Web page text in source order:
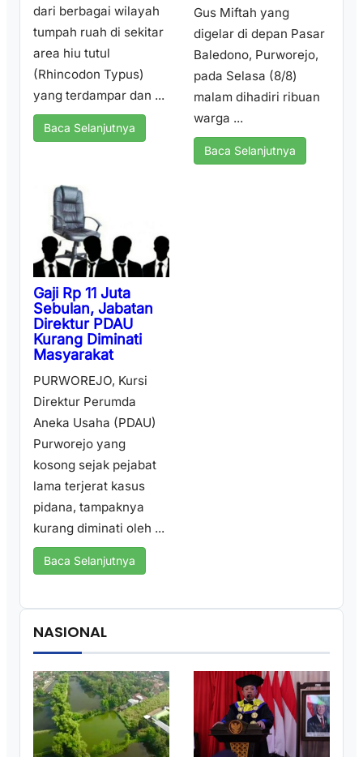
dari berbagai wilayah
tumpah ruah di sekitar
area hiu tutul
(Rhincodon Typus)
yang terdampar dan ...
Baca Selanjutnya
Gus Miftah yang
digelar di depan Pasar
Baledono, Purworejo,
pada Selasa (8/8)
malam dihadiri ribuan
warga ...
Baca Selanjutnya
Gaji Rp 11 Juta
Sebulan, Jabatan
Direktur PDAU
Kurang Diminati
Masyarakat
PURWOREJO, Kursi
Direktur Perumda
Aneka Usaha (PDAU)
Purworejo yang
kosong sejak pejabat
lama terjerat kasus
pidana, tampaknya
kurang diminati oleh ...
Baca Selanjutnya
NASIONAL